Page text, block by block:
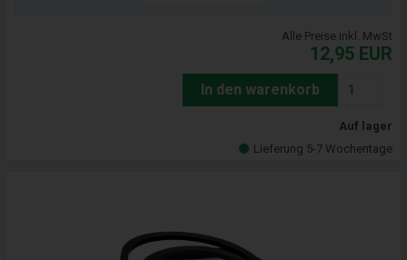
Alle Preise inkl. MwSt
12,95 EUR
In den warenkorb
Auf lager
Lieferung 5-7 Wochentage